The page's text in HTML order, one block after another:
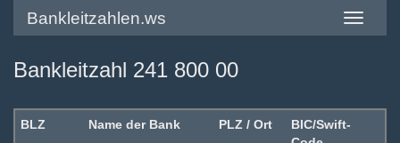
Toggle
Bankleitzahlen.ws
Bankleitzahl 241 800 00
BLZ Name der Bank PLZ / Ort
BIC/Swift-